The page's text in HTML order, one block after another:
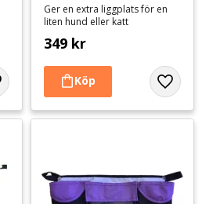
till i favoriter
Ger en extra liggplats för en
liten hund eller katt
349 kr
Lägg